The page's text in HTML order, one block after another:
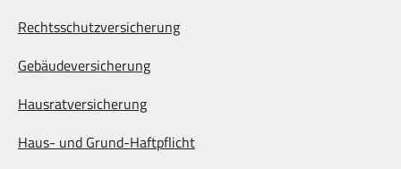
Rechts­schutz­ver­si­che­rung
Ge­bäude­ver­si­che­rung
Haus­rat­ver­si­che­rung
Haus- und Grund-Haft­pflicht